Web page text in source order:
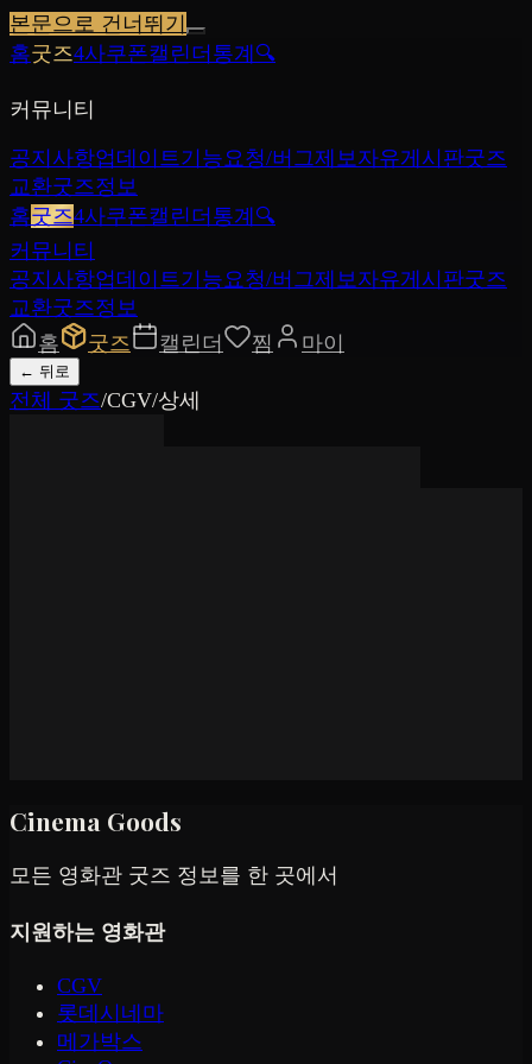
본문으로 건너뛰기
홈굿즈4사쿠폰캘린더 통계 🔍
커뮤니티
공지사항업데이트기능요청/버그제보자유게시판굿즈
교환굿즈정보
홈굿즈4사쿠폰캘린더 통계 🔍
커뮤니티
공지사항업데이트기능요청/버그제보자유게시판굿즈
교환굿즈정보
홈
굿즈 캘린더 찜 마이
← 뒤로
전체 굿즈/CGV/상세
Cinema Goods
모든 영화관 굿즈 정보를 한 곳에서
지원하는 영화관
CGV
롯데시네마
메가박스